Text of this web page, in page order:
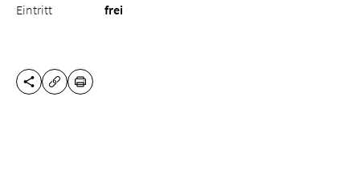
Eintritt frei
DIESE SEITE TEILEN
URL KOPIEREN
DRUCKEN